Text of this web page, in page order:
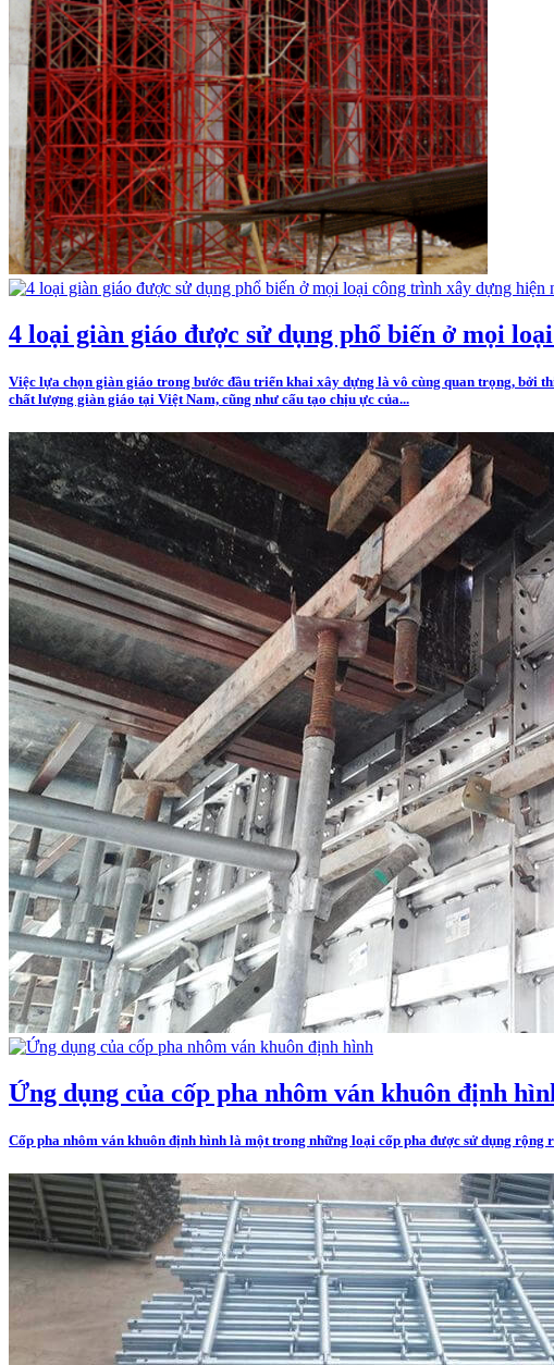
4 loại giàn giáo được sử dụng phổ biến ở mọi
Việc lựa chọn giàn giáo trong bước đầu triển khai xây dựng là vô cùng quan trọng, bởi
chất lượng giàn giáo tại Việt Nam, cũng như cấu tạo chịu ực của...
Ứng dụng của cốp pha nhôm ván khuôn định
Cốp pha nhôm ván khuôn định hình là một trong những loại cốp pha được sử dụng